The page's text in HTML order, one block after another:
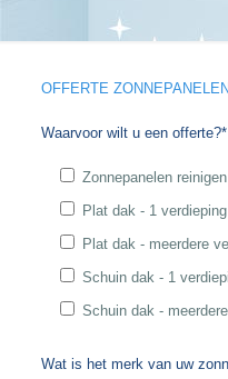
OFFERTE
Waarvoor wilt u een offerte?*
Zonnepanelen
Plat dak - 1 verdieping
Plat dak - meerdere
Schuin dak - 1
Schuin dak -
Wat is het merk van uw